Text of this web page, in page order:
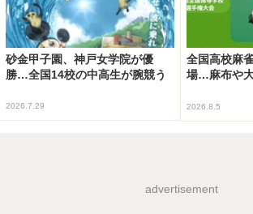
砂金甲子園、神戸女学院が優
勝…全国14校の中高生が腕競う
2026.7.29
全国高校麻
場…麻布や
2026.8.5
advertisement